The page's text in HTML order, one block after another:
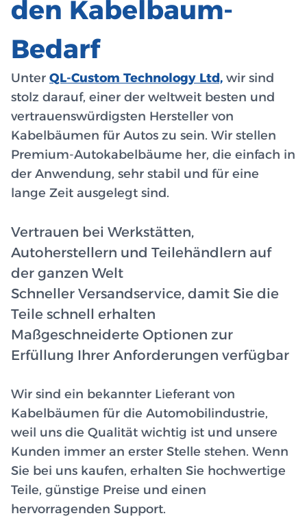
den Kabelbaum-
Bedarf
Unter QL-Custom Technology Ltd, wir sind
stolz darauf, einer der weltweit besten und
vertrauenswürdigsten Hersteller von
Kabelbäumen für Autos zu sein. Wir stellen
Premium-Autokabelbäume her, die einfach in
der Anwendung, sehr stabil und für eine
lange Zeit ausgelegt sind.
Vertrauen bei Werkstätten,
Autoherstellern und Teilehändlern auf
der ganzen Welt
Schneller Versandservice, damit Sie die
Teile schnell erhalten
Maßgeschneiderte Optionen zur
Erfüllung Ihrer Anforderungen verfügbar
Wir sind ein bekannter Lieferant von
Kabelbäumen für die Automobilindustrie,
weil uns die Qualität wichtig ist und unsere
Kunden immer an erster Stelle stehen. Wenn
Sie bei uns kaufen, erhalten Sie hochwertige
Teile, günstige Preise und einen
hervorragenden Support.